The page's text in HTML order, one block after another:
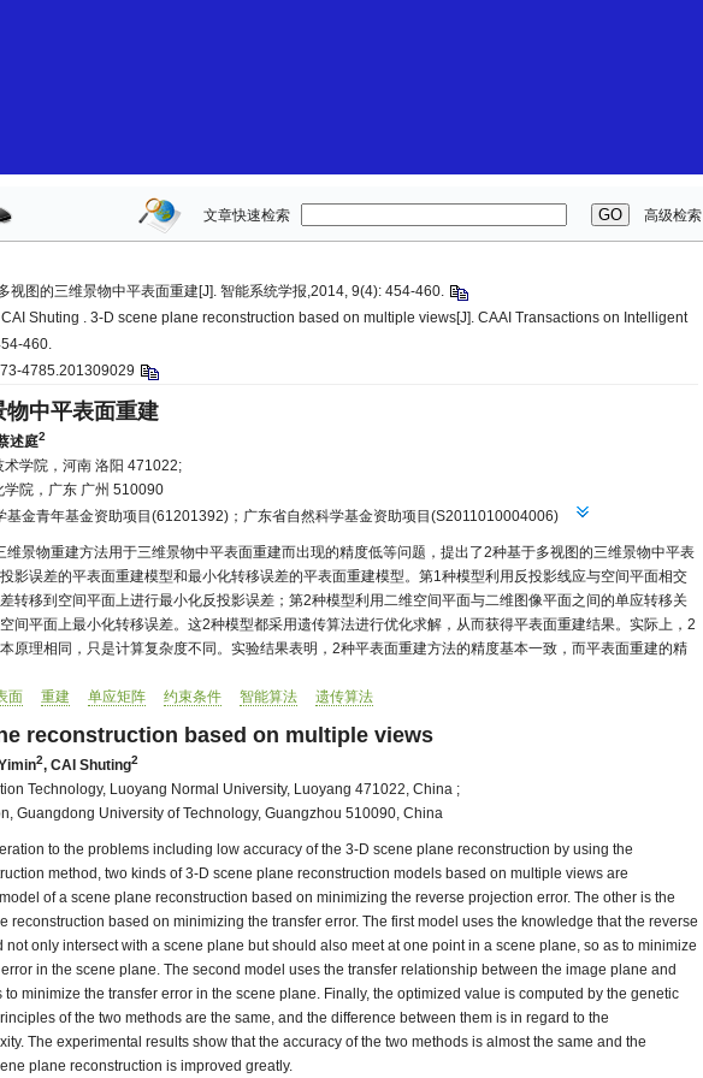
文章快速检索 高级检索
视图的三维景物中平表面重建[J]. 智能系统学报,2014, 9(4): 454-460.
CAI Shuting . 3-D scene plane reconstruction based on multiple views[J]. CAAI Transactions on Intelligent
460.
4785.201309029
物中平表面重建
述庭2
术学院，河南 洛阳 471022;
学院，广东 广州 510090
基金青年基金资助项目(61201392)；广东省自然科学基金资助项目(S2011010004006)
维景物重建方法用于三维景物中平表面重建而出现的精度低等问题，提出了2种基于多视图的三维景物中平表
影误差的平表面重建模型和最小化转移误差的平表面重建模型。第1种模型利用反投影线应与空间平面相交
转移到空间平面上进行最小化反投影误差；第2种模型利用二维空间平面与二维图像平面之间的单应转移关
间平面上最小化转移误差。这2种模型都采用遗传算法进行优化求解，从而获得平表面重建结果。实际上，2
原理相同，只是计算复杂度不同。实验结果表明，2种平表面重建方法的精度基本一致，而平表面重建的精
面 重建 单应矩阵 约束条件 智能算法 遗传算法
reconstruction based on multiple views
2, CAI Shuting2
Technology, Luoyang Normal University, Luoyang 471022, China ;
Guangdong University of Technology, Guangzhou 510090, China
to the problems including low accuracy of the 3-D scene plane reconstruction by using the
method, two kinds of 3-D scene plane reconstruction models based on multiple views are
of a scene plane reconstruction based on minimizing the reverse projection error. The other is the
reconstruction based on minimizing the transfer error. The first model uses the knowledge that the reverse
only intersect with a scene plane but should also meet at one point in a scene plane, so as to minimize
in the scene plane. The second model uses the transfer relationship between the image plane and
to minimize the transfer error in the scene plane. Finally, the optimized value is computed by the genetic
of the two methods are the same, and the difference between them is in regard to the
The experimental results show that the accuracy of the two methods is almost the same and the
plane reconstruction is improved greatly.